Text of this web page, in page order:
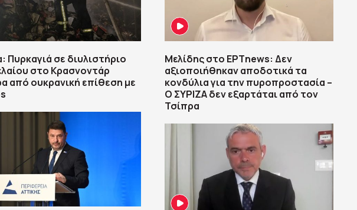
Πυρκαγιά σε διυλιστήριο
στο Κρασνοντάρ
από ουκρανική επίθεση με
Μελίδης στο ΕΡΤnews: Δεν
αξιοποιήθηκαν αποδοτικά τα
κονδύλια για την πυροπροστασία –
Ο ΣΥΡΙΖΑ δεν εξαρτάται από τον
Τσίπρα